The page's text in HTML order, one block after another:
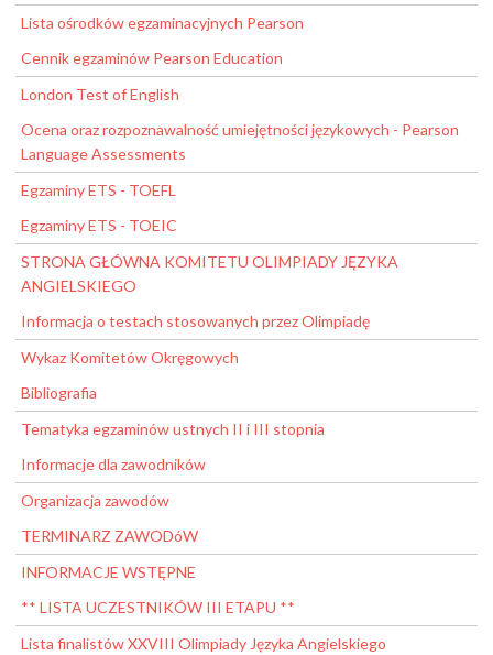
Lista ośrodków egzaminacyjnych Pearson
Cennik egzaminów Pearson Education
London Test of English
Ocena oraz rozpoznawalność umiejętności językowych - Pearson
Language Assessments
Egzaminy ETS - TOEFL
Egzaminy ETS - TOEIC
STRONA GŁÓWNA KOMITETU OLIMPIADY JĘZYKA
ANGIELSKIEGO
Informacja o testach stosowanych przez Olimpiadę
Wykaz Komitetów Okręgowych
Bibliografia
Tematyka egzaminów ustnych II i III stopnia
Informacje dla zawodników
Organizacja zawodów
TERMINARZ ZAWODóW
INFORMACJE WSTĘPNE
** LISTA UCZESTNIKÓW III ETAPU **
Lista finalistów XXVIII Olimpiady Języka Angielskiego